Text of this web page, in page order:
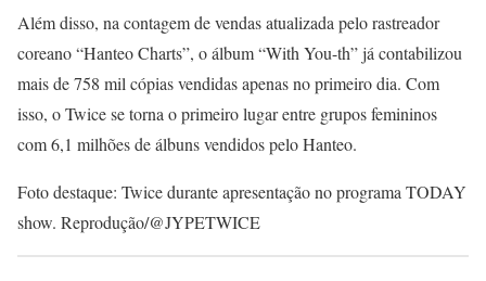
Além disso, na contagem de vendas atualizada pelo rastreador
coreano “Hanteo Charts”, o álbum “With You-th” já contabilizou
mais de 758 mil cópias vendidas apenas no primeiro dia. Com
isso, o Twice se torna o primeiro lugar entre grupos femininos
com 6,1 milhões de álbuns vendidos pelo Hanteo.
Foto destaque: Twice durante apresentação no programa TODAY
show. Reprodução/@JYPETWICE